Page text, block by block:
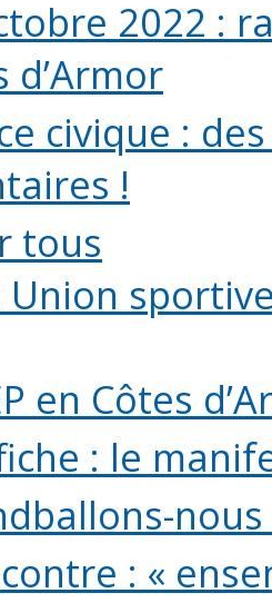
2022 :
d’Armor
civique :
!
tous
: Union
en Côtes
: le
: «